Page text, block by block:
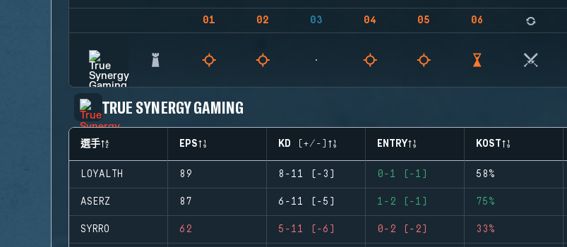
01 02 03 04 05 06
TRUE SYNERGY GAMING
選手 EPS KD (+/-) ENTRY KOST
LOYALTH 89 8-11 (-3) 0-1 (-1) 58%
ASERZ 87 6-11 (-5) 1-2 (-1) 75%
SYRRO 62 5-11 (-6) 0-2 (-2) 33%